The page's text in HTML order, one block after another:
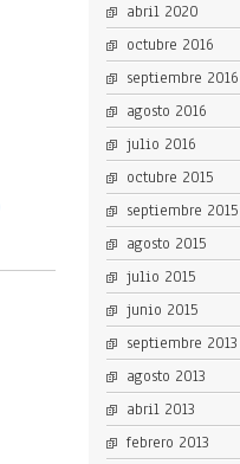
abril 2020
octubre 2016
septiembre 2016
agosto 2016
julio 2016
octubre 2015
septiembre 2015
agosto 2015
julio 2015
junio 2015
septiembre 2013
agosto 2013
abril 2013
febrero 2013